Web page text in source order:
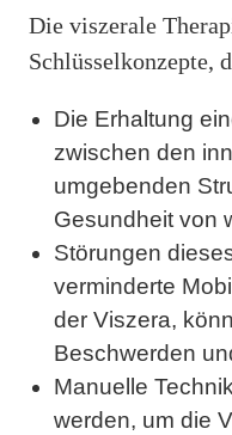
Die viszerale
Schlüsselkonzepte,
Die Erhaltung
zwischen den
umgebenden
Gesundheit von
Störungen
verminderte
der Viszera,
Beschwerden
Manuelle
werden, um die